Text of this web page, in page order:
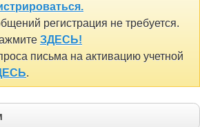
регистрация не требуется.
ЗДЕСЬ!
письма на активацию учетной
.